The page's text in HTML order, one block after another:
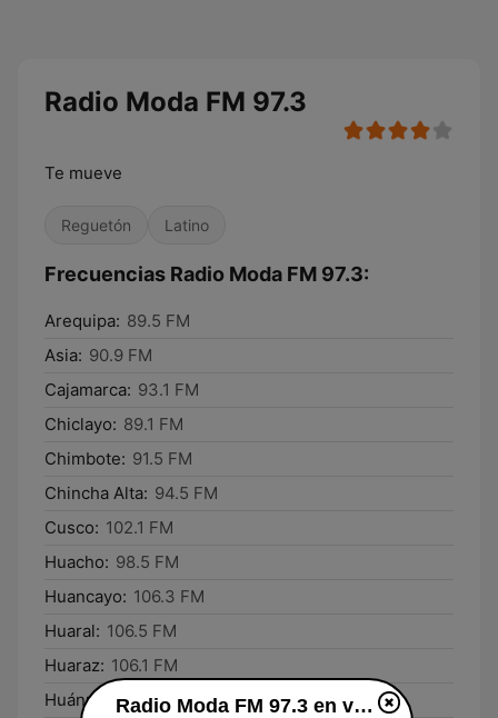
Radio Moda FM 97.3
Te mueve
Reguetón Latino
Frecuencias Radio Moda FM 97.3:
Arequipa: 89.5 FM
Asia: 90.9 FM
Cajamarca: 93.1 FM
Chiclayo: 89.1 FM
Chimbote: 91.5 FM
Chincha Alta: 94.5 FM
Cusco: 102.1 FM
Huacho: 98.5 FM
Huancayo: 106.3 FM
Huaral: 106.5 FM
Huaraz: 106.1 FM
Huánuco: 91.3 FM
Radio Moda FM 97.3 en vivo